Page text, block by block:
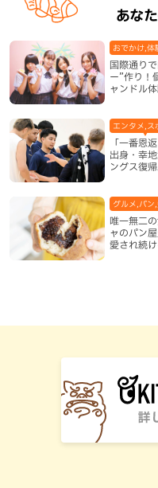
あな
国際通り
ー”作り！
ャンドル
おでかけ,体
「一番恩
出身・幸
ングス復
エンタメ,ス
唯一無二
ャのパン
愛され続け
グルメ,パン